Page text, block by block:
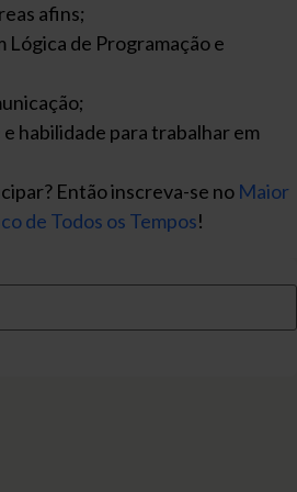
afins;
Lógica de Programação e
habilidade para trabalhar em
Então inscreva-se no Maior
de Todos os Tempos!